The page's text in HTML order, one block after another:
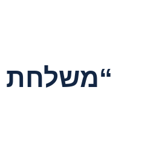
“משלחת HTH תמונות מזוית הראייה שלנו”